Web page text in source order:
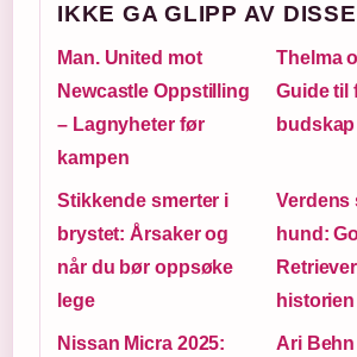
IKKE GA GLIPP AV DISSE
Man. United mot
Newcastle Oppstilling
– Lagnyheter før
kampen
Thelma
Guide til
Stikkende smerter i
brystet: Årsaker og
når du bør oppsøke
lege
Verdens
hund:
historien
Nissan Micra 2025:
Ari